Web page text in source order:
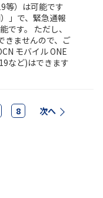
等）は可能です
」で、緊急通報
です。 ただし、
きませんので、ご
モバイル ONE
など)はできます
8 次へ